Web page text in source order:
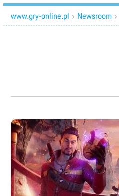
www.gry-online.pl  Newsroom 